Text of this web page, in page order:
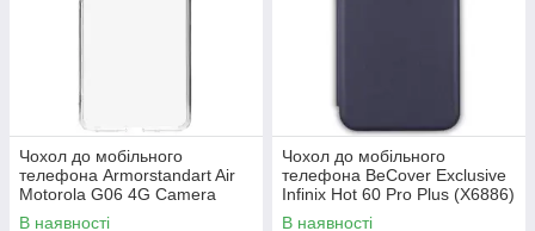
Чохол до мобільного
телефона Armorstandart Air
Motorola G06 4G Camera
cover Clear (ARM89057)
В наявності
Чохол до мобільного
телефона BeCover Exclusive
Infinix Hot 60 Pro Plus (X6886)
Deep Blue (714717)
В наявності